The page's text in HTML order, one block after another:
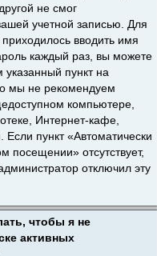
не смог
учетной записью. Для
вводить имя
каждый раз, вы можете
пункт на
мы не рекомендуем
компьютере,
Интернет-кафе,
Если пункт «Автоматически
посещении» отсутствует,
отключил эту
чтобы я не
активных